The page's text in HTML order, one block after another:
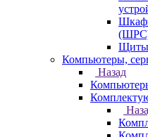
Щиты
Компьютеры,
Назад